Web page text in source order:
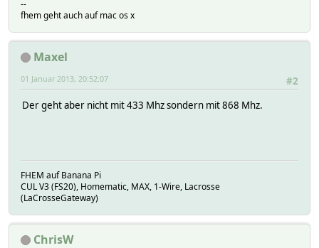
--
fhem geht auch auf mac os x
Maxel
#2
01 Januar 2013, 20:52:07
Der geht aber nicht mit 433 Mhz sondern mit 868 Mhz.
FHEM auf Banana Pi
CUL V3 (FS20), Homematic, MAX, 1-Wire, Lacrosse
(LaCrosseGateway)
ChrisW